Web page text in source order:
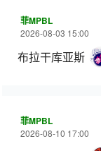
菲MPBL
2026-08-03 15:00
布拉干库亚斯
菲MPBL
2026-08-10 17:00